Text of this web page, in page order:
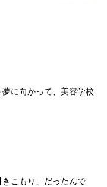
に向かって、美容学校
こもり」だったんで